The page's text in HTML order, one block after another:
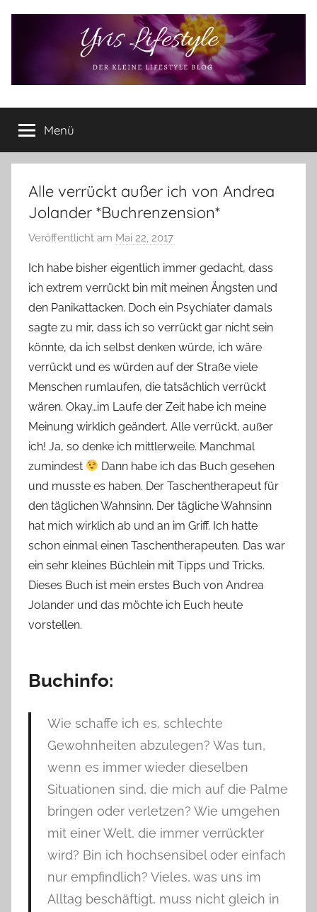
Yvis
Lifestyle
Lifestyle
Blog
–
Lifestyle,
Rezensionen,
Produkttests
und
mehr
Menü
Alle verrückt außer ich von Andrea
Jolander *Buchrenzension*
Veröffentlicht am Mai 22, 2017
n
Y
v
o
n
n
e
Ich habe bisher eigentlich immer gedacht, dass
ich extrem verrückt bin mit meinen Ängsten und
den Panikattacken. Doch ein Psychiater damals
sagte zu mir, dass ich so verrückt gar nicht sein
könnte, da ich selbst denken würde, ich wäre
verrückt und es würden auf der Straße viele
Menschen rumlaufen, die tatsächlich verrückt
wären. Okay…im Laufe der Zeit habe ich meine
Meinung wirklich geändert. Alle verrückt, außer
ich! Ja, so denke ich mittlerweile. Manchmal
zumindest
Dann habe ich das Buch gesehen
und musste es haben. Der Taschentherapeut für
den täglichen Wahnsinn. Der tägliche Wahnsinn
hat mich wirklich ab und an im Griff. Ich hatte
schon einmal einen Taschentherapeuten. Das war
ein sehr kleines Büchlein mit Tipps und Tricks.
Dieses Buch ist mein erstes Buch von Andrea
Jolander und das möchte ich Euch heute
vorstellen.
Buchinfo:
Wie schaffe ich es, schlechte
Gewohnheiten abzulegen? Was tun,
wenn es immer wieder dieselben
Situationen sind, die mich auf die Palme
bringen oder verletzen? Wie umgehen
mit einer Welt, die immer verrückter
wird? Bin ich hochsensibel oder einfach
nur empfindlich? Vieles, was uns im
Alltag beschäftigt, muss nicht gleich in